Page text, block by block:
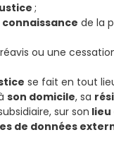
;
de la
ou une
se fait en tout
son domicile, sa
sur son
de données